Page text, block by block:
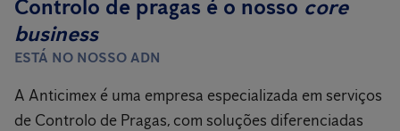
Controlo de pragas é o nosso core
business
ESTÁ NO NOSSO ADN
A Anticimex é uma empresa especializada em serviços
de Controlo de Pragas, com soluções diferenciadas